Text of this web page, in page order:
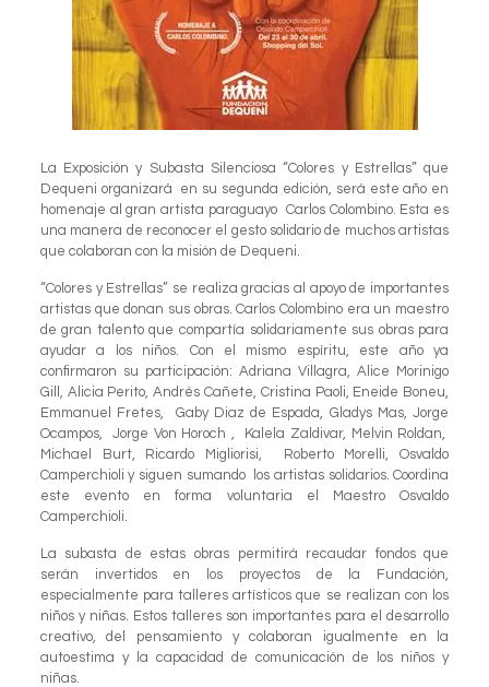
La Exposición y Subasta Silenciosa “Colores y Estrellas” que
Dequeni organizará en su segunda edición, será este año en
homenaje al gran artista paraguayo Carlos Colombino. Esta es
una manera de reconocer el gesto solidario de muchos artistas
que colaboran con la misión de Dequeni.
“Colores y Estrellas” se realiza gracias al apoyo de importantes
artistas que donan sus obras. Carlos Colombino era un maestro
de gran talento que compartía solidariamente sus obras para
ayudar a los niños. Con el mismo espíritu, este año ya
confirmaron su participación: Adriana Villagra, Alice Morinigo
Gill, Alicia Perito, Andrés Cañete, Cristina Paoli, Eneide Boneu,
Emmanuel Fretes, Gaby Diaz de Espada, Gladys Mas, Jorge
Ocampos, Jorge Von Horoch , Kalela Zaldivar, Melvin Roldan,
Michael Burt, Ricardo Migliorisi, Roberto Morelli, Osvaldo
Camperchioli y siguen sumando los artistas solidarios. Coordina
este evento en forma voluntaria el Maestro Osvaldo
Camperchioli.
La subasta de estas obras permitirá recaudar fondos que
serán invertidos en los proyectos de la Fundación,
especialmente para talleres artísticos que se realizan con los
niños y niñas. Estos talleres son importantes para el desarrollo
creativo, del pensamiento y colaboran igualmente en la
autoestima y la capacidad de comunicación de los niños y
niñas.